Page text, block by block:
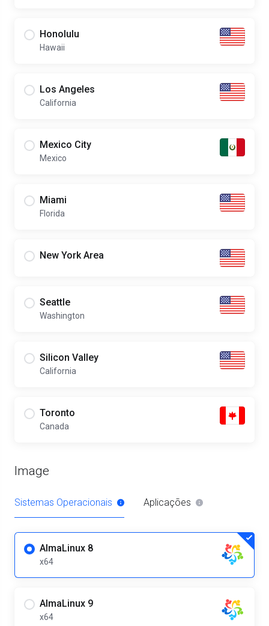
Honolulu
Hawaii
Los Angeles
California
Mexico City
Mexico
Miami
Florida
New York Area
Seattle
Washington
Silicon Valley
California
Toronto
Canada
Image
Sistemas Operacionais Aplicações
AlmaLinux 8
x64
AlmaLinux 9
x64